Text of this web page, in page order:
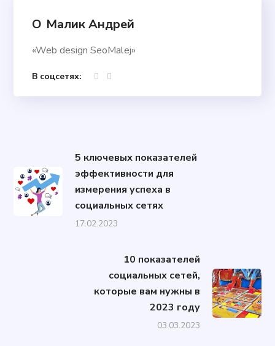
О Малик Андрей
«Web design SeoMalej»
В соцсетях:
5 ключевых показателей
эффективности для
измерения успеха в
социальных сетях
17.02.2023
10 показателей
социальных сетей,
которые вам нужны в
2023 году
03.03.2023